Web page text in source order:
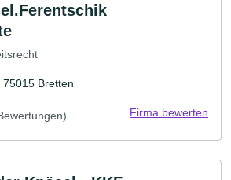
Bretten
Firma bewerten